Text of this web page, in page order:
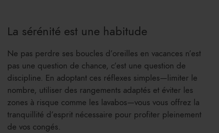
La sérénité est une habitude
Ne pas perdre ses boucles d’oreilles en vacances n’est
pas une question de chance, c’est une question de
discipline. En adoptant ces réflexes simples—limiter le
nombre, utiliser des rangements adaptés et éviter les
zones à risque comme les lavabos—vous vous offrez la
tranquillité d’esprit nécessaire pour profiter pleinement
de vos congés.